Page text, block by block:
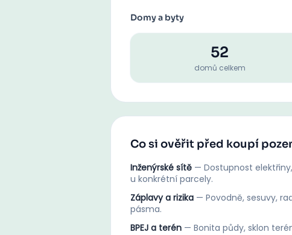
Domy a byty
52
domů celkem
Co si ověřit před koupí
Inženýrské sítě — Dostupnost
u konkrétní parcely.
Záplavy a rizika — Povodně, sesuvy,
pásma.
BPEJ a terén — Bonita půdy, sklon